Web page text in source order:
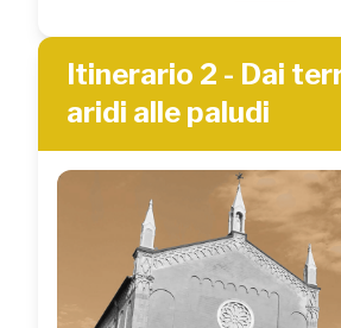
Itinerario 2 - Dai
aridi alle paludi